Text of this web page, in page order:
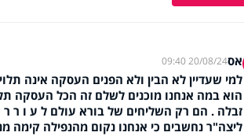
אס20/08/24 09:40
למי שעדיין לא הבין ולא הפנים העסקה אינה
הוא במה אנחנו מוכנים לשלם זה הכל העסקה
זבלה . הם רק השליחים של בורא עולם ל ע ו ר ר
ליצה"ר נחשבים כי אנחנו נקום מהנפילה קימה